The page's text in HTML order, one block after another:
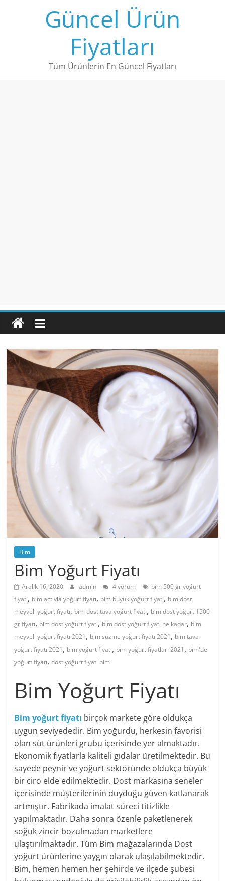
Güncel Ürün
Fiyatları
Tüm Ürünlerin En Güncel Fiyatları
Bim
Bim Yoğurt Fiyatı
Aralık 16, 2020 admin 4 yorum
bim 500 gr yoğurt
fiyatı, bim activia yoğurt fiyatı, bim büyük yoğurt fiyatı, bim dost
meyveli yoğurt fiyatı, bim dost tava yoğurt fiyatı, bim dost yoğurt 1500
gr fiyatı, bim dost yoğurt fiyatı, bim dost yoğurt fiyatı ne kadar, bim
meyveli yoğurt fiyatı 2021, bim süzme yoğurt fiyatı 2021, bim tava
yoğurt fiyatı 2021, bim yoğurt fiyatı, bim yoğurt fiyatları 2021, bim'de
yoğurt fiyatı,dost yoğurt fiyatı bim
Bim Yoğurt Fiyatı
Bim yoğurt fiyatı birçok markete göre oldukça
uygun seviyededir. Bim yoğurdu, herkesin favorisi
olan süt ürünleri grubu içerisinde yer almaktadır.
Ekonomik fiyatlarla kaliteli gıdalar üretilmektedir. Bu
sayede peynir ve yoğurt sektöründe oldukça büyük
bir ciro elde edilmektedir. Dost markasına seneler
içerisinde müşterilerinin duyduğu güven katlanarak
artmıştır. Fabrikada imalat süreci titizlikle
yapılmaktadır. Daha sonra özenle paketlenerek
soğuk zincir bozulmadan marketlere
ulaştırılmaktadır. Tüm Bim mağazalarında Dost
yoğurt ürünlerine yaygın olarak ulaşılabilmektedir.
Bim, hemen hemen her şehirde ve ilçede şubesi